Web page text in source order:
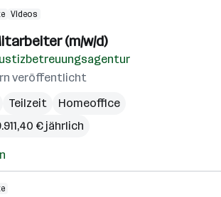
Videos
(m/w/d)
veröffentlicht
Teilzeit
Homeoffice
€ jährlich